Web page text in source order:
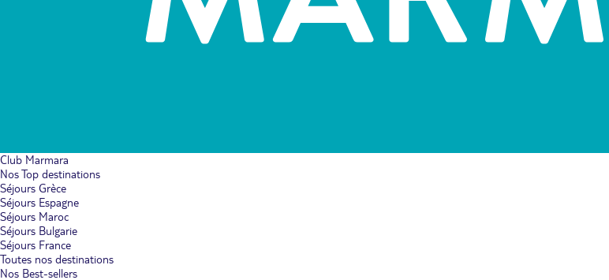
Club Marmara
Nos Top destinations
Séjours Grèce
Séjours Espagne
Séjours Maroc
Séjours Bulgarie
Séjours France
Toutes nos destinations
Nos Best-sellers